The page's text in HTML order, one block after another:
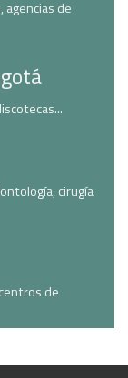
de
cirugía
de